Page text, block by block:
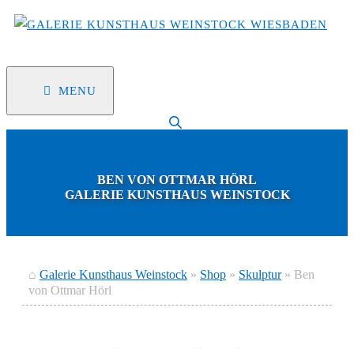
Zum
MENU
BEN VON OTTMAR HÖRL
GALERIE KUNSTHAUS WEINSTOCK
⌂ Galerie Kunsthaus Weinstock » Shop » Skulptur» Ben
von Ottmar Hörl